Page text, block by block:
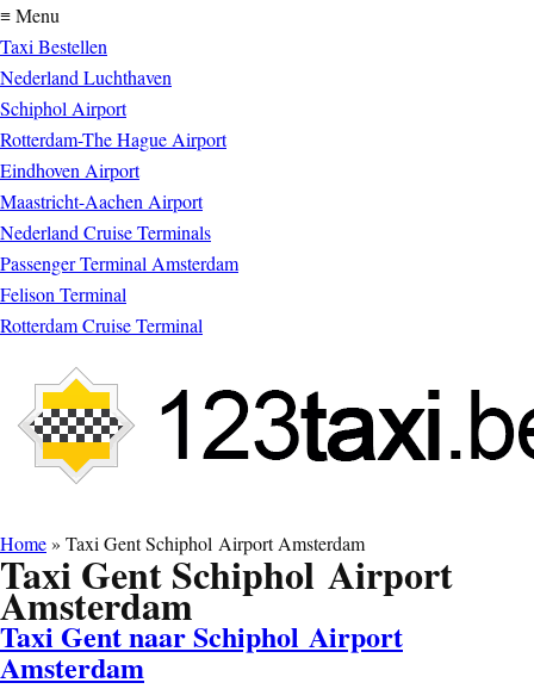
≡ Menu
Taxi Bestellen
Nederland Luchthaven
Schiphol Airport
Rotterdam-The Hague Airport
Eindhoven Airport
Maastricht-Aachen Airport
Nederland Cruise Terminals
Passenger Terminal Amsterdam
Felison Terminal
Rotterdam Cruise Terminal
Home» Taxi Gent Schiphol Airport Amsterdam
Taxi Gent Schiphol Airport
Amsterdam
Taxi Gent naar Schiphol Airport
Amsterdam